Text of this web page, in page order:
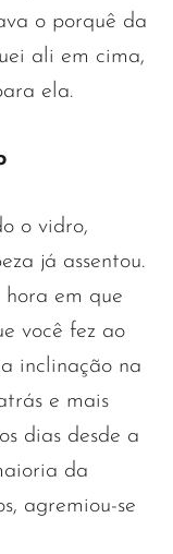
o porquê da
ali em cima,
ela.
o vidro,
já assentou.
hora em que
você fez ao
inclinação na
e mais
dias desde a
da
agremiou-se